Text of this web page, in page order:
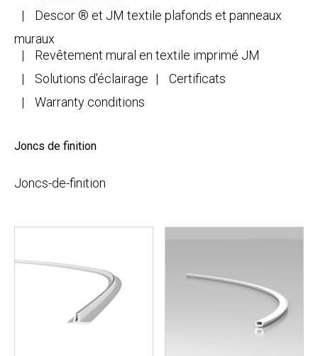
Descor ® et JM textile plafonds et panneaux
muraux
Revêtement mural en textile imprimé JM
Solutions d'éclairage
Certificats
Warranty conditions
Joncs de finition
Joncs-de-finition